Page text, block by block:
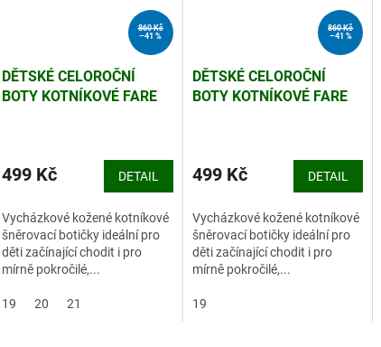
860 Kč
–41 %
DĚTSKÉ CELOROČNÍ
BOTY KOTNÍKOVÉ FARE
499 Kč DETAIL
Vycházkové kožené kotníkové
šněrovací botičky ideální pro
děti začínající chodit i pro
mírně pokročilé,...
19 20 21
860 Kč
–41 %
DĚTSKÉ CELOROČNÍ
BOTY KOTNÍKOVÉ FARE
499 Kč DETAIL
Vycházkové kožené kotníkové
šněrovací botičky ideální pro
děti začínající chodit i pro
mírně pokročilé,...
19